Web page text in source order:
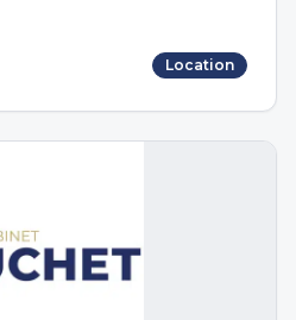
Location